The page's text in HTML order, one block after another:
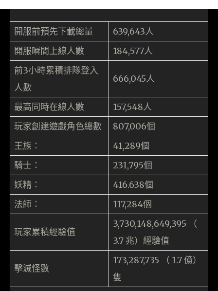
開服前預先下載總量
639,643人
開服瞬間上線人數
184,577人
前3小時累積排隊登入
人數
666,045人
最高同時在線人數
157,548人
玩家創建遊戲角色總數
807,006個
王族：
41,289個
騎士：
231,795個
妖精：
416.638個
法師：
117,284個
玩家累積經驗值
3,730,148,649,395 （
3.7 兆）經驗值
擊滅怪數
173,287,735 （ 1.7 億）
隻